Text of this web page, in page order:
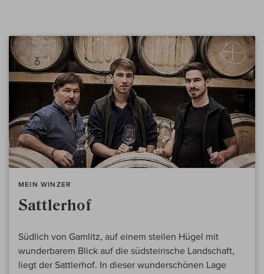
MEIN WINZER
Sattlerhof
Südlich von Gamlitz, auf einem steilen Hügel mit
wunderbarem Blick auf die südsteirische Landschaft,
liegt der Sattlerhof. In dieser wunderschönen Lage